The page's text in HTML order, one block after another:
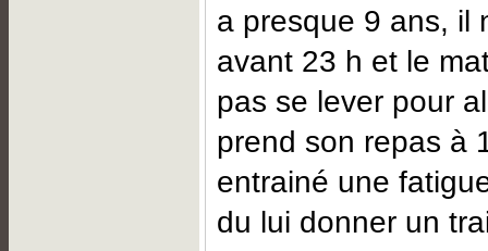
a presque 9 ans, il
avant 23 h et le
pas se lever pour
prend son repas à
entrainé une
du lui donner un